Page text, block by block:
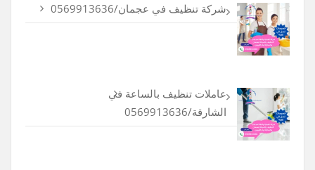
شركة تنظيف في عجمان/0569913636
عاملات تنظيف بالساعة في
الشارقة/0569913636